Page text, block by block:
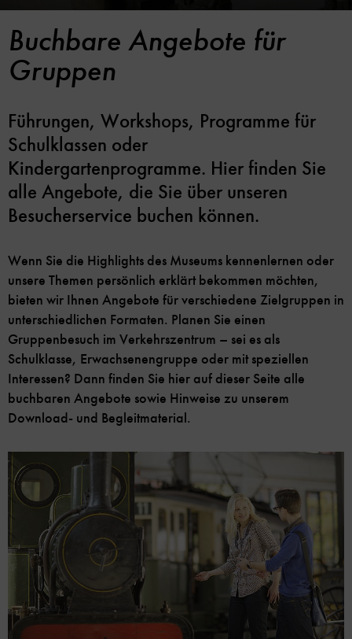
Buchbare Angebote für
Gruppen
Führungen, Workshops, Programme für
Schulklassen oder
Kindergartenprogramme. Hier finden Sie
alle Angebote, die Sie über unseren
Besucherservice buchen können.
Wenn Sie die Highlights des Museums kennenlernen oder
unsere Themen persönlich erklärt bekommen möchten,
bieten wir Ihnen Angebote für verschiedene Zielgruppen in
unterschiedlichen Formaten. Planen Sie einen
Gruppenbesuch im Verkehrszentrum – sei es als
Schulklasse, Erwachsenengruppe oder mit speziellen
Interessen? Dann finden Sie hier auf dieser Seite alle
buchbaren Angebote sowie Hinweise zu unserem
Download- und Begleitmaterial.